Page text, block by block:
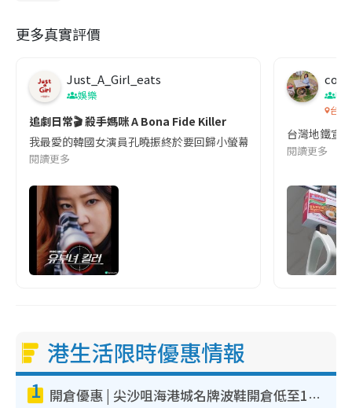
更多真實評價
Just_A_Girl_eats
娛樂
追劇日常🎬 殺手媽咪 A Bona Fide Killer
我最愛的韓國女演員孔曉振終於要回歸小螢幕啦!這次的劇本改編
閱讀更多
co
吹
台灣
台灣地鐵宣
閱讀更多
港生活限時優惠情報
1 開倉優惠 | 尖沙咀海港城名牌波鞋開倉低至1折！On鞋$899起／Joy&Peace鞋履$98起